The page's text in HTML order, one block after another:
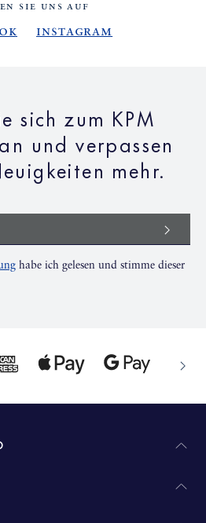
SIE UNS AUF
Instagram
sich zum KPM
und verpassen
mehr.
habe ich gelesen und stimme dieser